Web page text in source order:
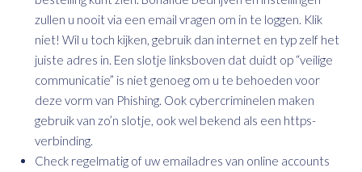
zullen u nooit via een email vragen om in te loggen. Klik
niet! Wil u toch kijken, gebruik dan internet en typ zelf het
juiste adres in. Een slotje linksboven dat duidt op “veilige
communicatie” is niet genoeg om u te behoeden voor
deze vorm van Phishing. Ook cybercriminelen maken
gebruik van zo’n slotje, ook wel bekend als een https-
verbinding.
Check regelmatig of uw emailadres van online accounts